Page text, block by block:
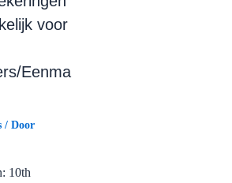
voor
Eenma
/ Door
10th